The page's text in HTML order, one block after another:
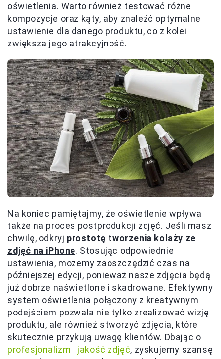
oświetlenia. Warto również testować różne
kompozycje oraz kąty, aby znaleźć optymalne
ustawienie dla danego produktu, co z kolei
zwiększa jego atrakcyjność.
Na koniec pamiętajmy, że oświetlenie wpływa
także na proces postprodukcji zdjęć. Jeśli masz
chwilę, odkryj prostotę tworzenia kolaży ze
zdjęć na iPhone. Stosując odpowiednie
ustawienia, możemy zaoszczędzić czas na
późniejszej edycji, ponieważ nasze zdjęcia będą
już dobrze naświetlone i skadrowane. Efektywny
system oświetlenia połączony z kreatywnym
podejściem pozwala nie tylko zrealizować wizję
produktu, ale również stworzyć zdjęcia, które
skutecznie przykują uwagę klientów. Dbając o
profesjonalizm i jakość zdjęć, zyskujemy szansę